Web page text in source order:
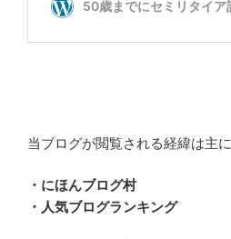
当ブログが閲覧される経緯は主に
・にほんブログ村
・人気ブログランキング